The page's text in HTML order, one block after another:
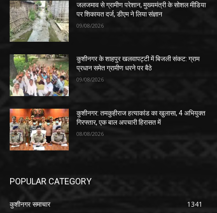
जलजमाव से ग्रामीण परेशान, मुख्यमंत्री के सोशल मीडिया
पर शिकायत दर्ज, डीएम ने लिया संज्ञान
09/08/2026
कुशीनगर के शाहपुर खलवापट्टी में बिजली संकट: ग्राम
प्रधान समेत ग्रामीण धरने पर बैठे
09/08/2026
कुशीनगर: तमकुहीराज हत्याकांड का खुलासा, 4 अभियुक्त
गिरफ्तार, एक बाल अपचारी हिरासत में
08/08/2026
POPULAR CATEGORY
कुशीनगर समाचार
1341